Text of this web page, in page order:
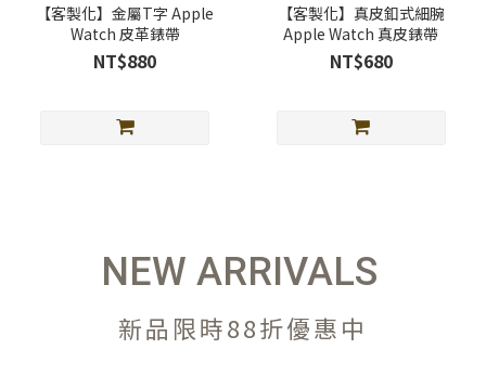
【客製化】金屬T字 Apple
Watch 皮革錶帶
NT$880
【客製化】真皮釦式細腕
Apple Watch 真皮錶帶
NT$680
NEW ARRIVALS
新品限時88折優惠中